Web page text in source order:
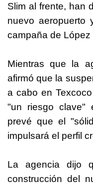
Slim al frente, han
nuevo aeropuerto
campaña de López
Mientras que la
afirmó que la
a cabo en
"un riesgo clave"
prevé que el
impulsará el perfil
La agencia dijo
construcción del